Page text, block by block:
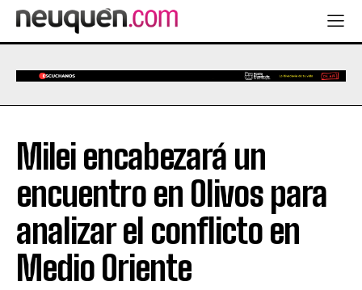
Milei encabezará un
encuentro en Olivos para
analizar el conflicto en
Medio Oriente